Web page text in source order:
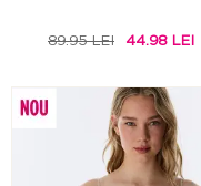
89.95 LEI 44.98 LEI